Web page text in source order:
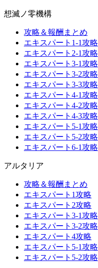
想滅ノ零機構
攻略＆報酬まとめ
エキスパート1-1攻略
エキスパート2-1攻略
エキスパート3-1攻略
エキスパート3-2攻略
エキスパート3-3攻略
エキスパート4-1攻略
エキスパート4-2攻略
エキスパート4-3攻略
エキスパート5-1攻略
エキスパート5-2攻略
エキスパート6-1攻略
アルタリア
攻略＆報酬まとめ
エキスパート1攻略
エキスパート2攻略
エキスパート3-1攻略
エキスパート3-2攻略
エキスパート4攻略
エキスパート5-1攻略
エキスパート5-2攻略